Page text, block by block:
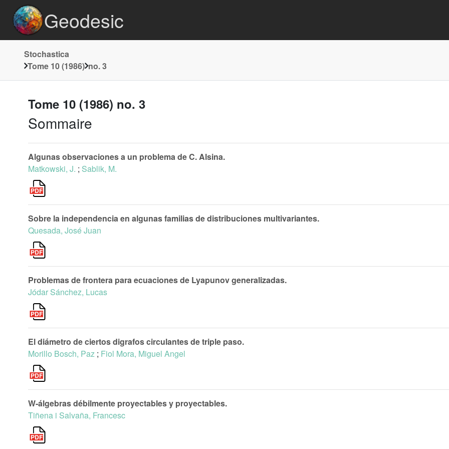
Geodesic
Stochastica
Tome 10 (1986) no. 3
Tome 10 (1986) no. 3
Sommaire
Algunas observaciones a un problema de C. Alsina.
Matkowski, J. ; Sablik, M.
Sobre la independencia en algunas familias de distribuciones multivariantes.
Quesada, José Juan
Problemas de frontera para ecuaciones de Lyapunov generalizadas.
Jódar Sánchez, Lucas
El diámetro de ciertos digrafos circulantes de triple paso.
Morillo Bosch, Paz ; Fiol Mora, Miguel Angel
W-álgebras débilmente proyectables y proyectables.
Tiñena i Salvaña, Francesc